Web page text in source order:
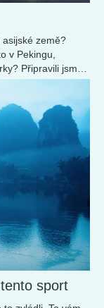
země?
v Pekingu,
Připravili jsme
Číně hodit.
sport